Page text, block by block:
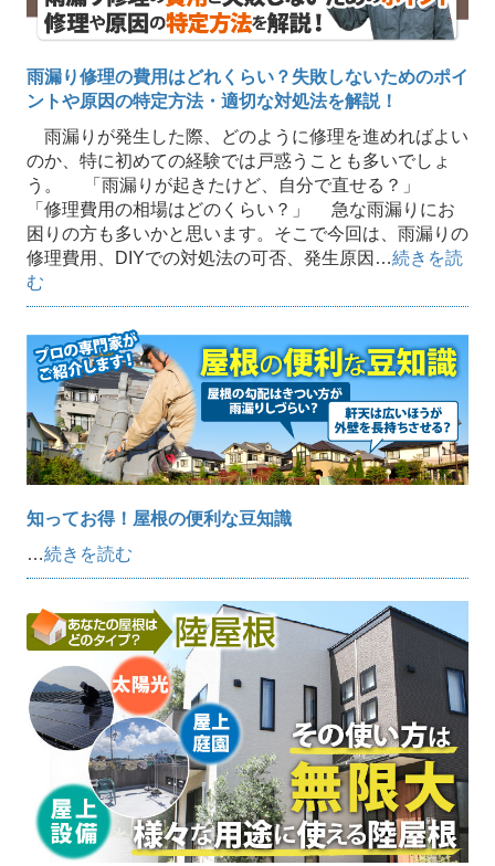
雨漏り修理の費用はどれくらい？失敗しないためのポイ
ントや原因の特定方法・適切な対処法を解説！
雨漏りが発生した際、どのように修理を進めればよい
のか、特に初めての経験では戸惑うことも多いでしょ
う。 「雨漏りが起きたけど、自分で直せる？」
「修理費用の相場はどのくらい？」 急な雨漏りにお
困りの方も多いかと思います。そこで今回は、雨漏りの
修理費用、DIYでの対処法の可否、発生原因…続きを読
む
知ってお得！屋根の便利な豆知識
…続きを読む